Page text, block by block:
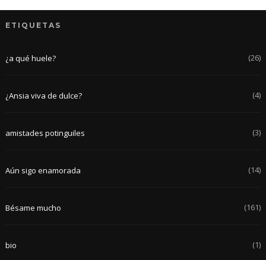
ETIQUETAS
¿a qué huele? (26)
¿Ansia viva de dulce? (4)
amistades potinguiles (3)
Aún sigo enamorada (14)
Bésame mucho (161)
bio (1)